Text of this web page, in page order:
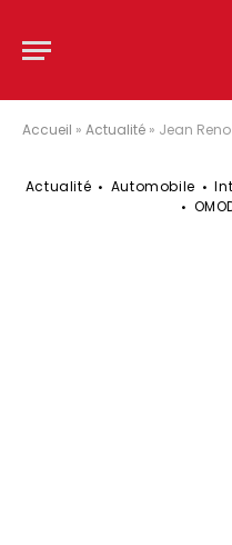
Accueil » Actualité » Jean Reno
Actualité Automobile